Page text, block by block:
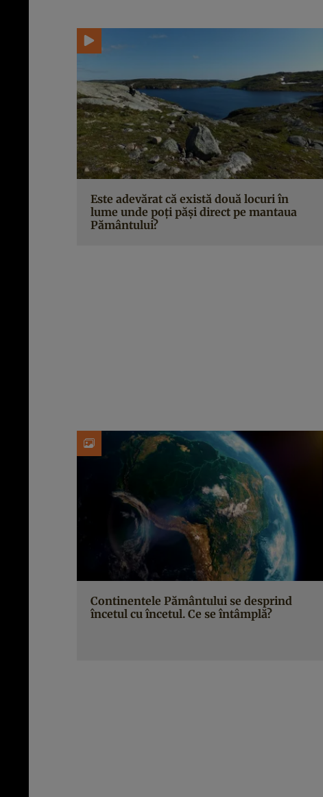
Este adevărat că există două locuri în
lume unde poți păși direct pe mantaua
Pământului?
Continentele Pământului se desprind
încetul cu încetul. Ce se întâmplă?